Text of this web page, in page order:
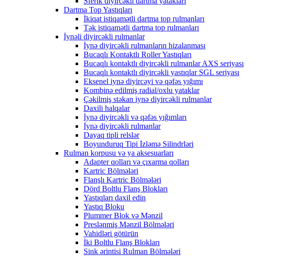
Dartma Top Yastıqları
İkiqat istiqamətli dartma top rulmanları
Tək istiqamətli dartma top rulmanları
İynəli diyircəkli rulmanlar
İynə diyircəkli rulmanların hizalanması
Bucaqlı Kontaktlı Roller Yastıqları
Bucaqlı kontaktlı diyircəkli rulmanlar AXS seriyası
Bucaqlı kontaktlı diyircəkli yastıqlar SGL seriyası
Eksenel iynə diyircəyi və qəfəs yığımı
Kombinə edilmiş radial/oxlu yataklar
Çəkilmiş stəkan iynə diyircəkli rulmanlar
Daxili halqalar
İynə diyircəkli və qəfəs yığımları
İynə diyircəkli rulmanlar
Dayaq tipli relslər
Boyunduruq Tipi İzləmə Silindrləri
Rulman korpusu və ya aksesuarları
Adapter qolları və çıxarma qolları
Kartric Bölmələri
Flanşlı Kartric Bölmələri
Dörd Boltlu Flanş Blokları
Yastıqları daxil edin
Yastıq Bloku
Plummer Blok və Mənzil
Preslənmiş Mənzil Bölmələri
Vahidləri götürün
İki Boltlu Flanş Blokları
Sink ərintisi Rulman Bölmələri